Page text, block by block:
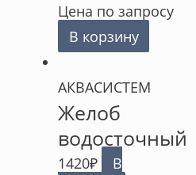
Цена по запросу
В корзину
АКВАСИСТЕМ
Желоб
водосточный
1420₽
В